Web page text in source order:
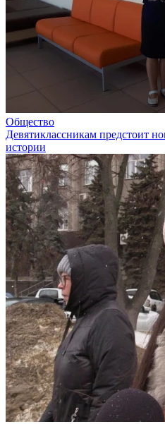
Общество
Девятиклассникам предстоит
истории